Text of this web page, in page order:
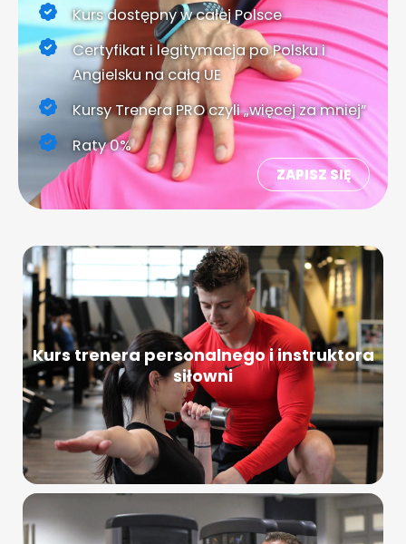
Kurs dostępny w całej Polsce
Certyfikat i legitymacja po Polsku i
Angielsku na całą UE
Kursy Trenera PRO czyli „więcej za mniej”
Raty 0%
ZAPISZ SIĘ
Kurs trenera personalnego i instruktora
siłowni